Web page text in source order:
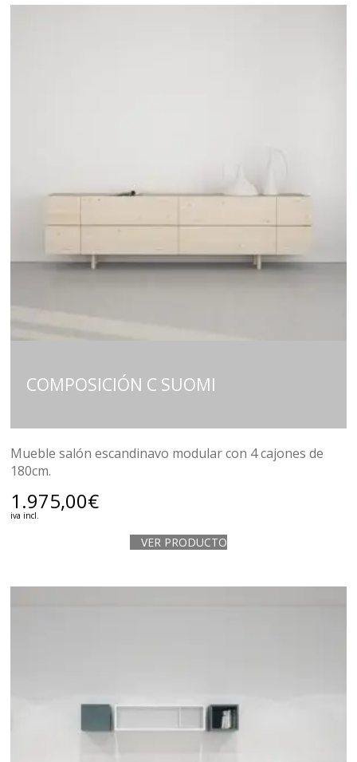
COMPOSICIÓN C SUOMI
Mueble salón escandinavo modular con 4 cajones de
180cm.
1.975,00€
iva incl.
VER PRODUCTO